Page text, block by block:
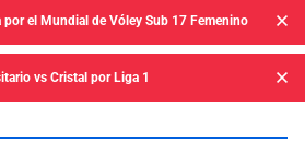
por el Mundial de Vóley Sub 17 Femenino
vs Cristal por Liga 1